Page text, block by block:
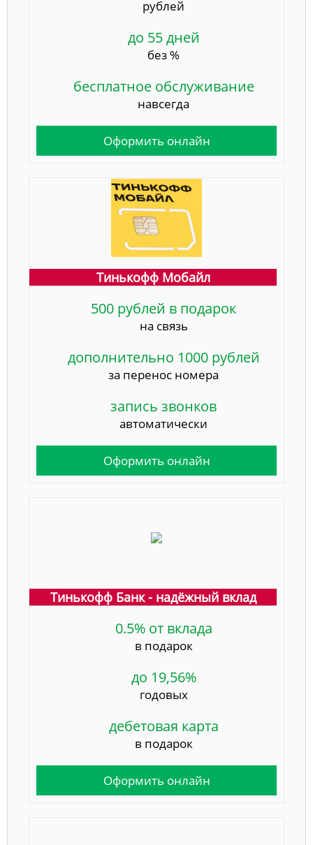
рублей
до 55 дней
без %
бесплатное обслуживание
навсегда
Оформить онлайн
Тинькофф Мобайл
500 рублей в подарок
на связь
дополнительно 1000 рублей
за перенос номера
запись звонков
автоматически
Оформить онлайн
Тинькофф Банк - надёжный вклад
0.5% от вклада
в подарок
до 19,56%
годовых
дебетовая карта
в подарок
Оформить онлайн